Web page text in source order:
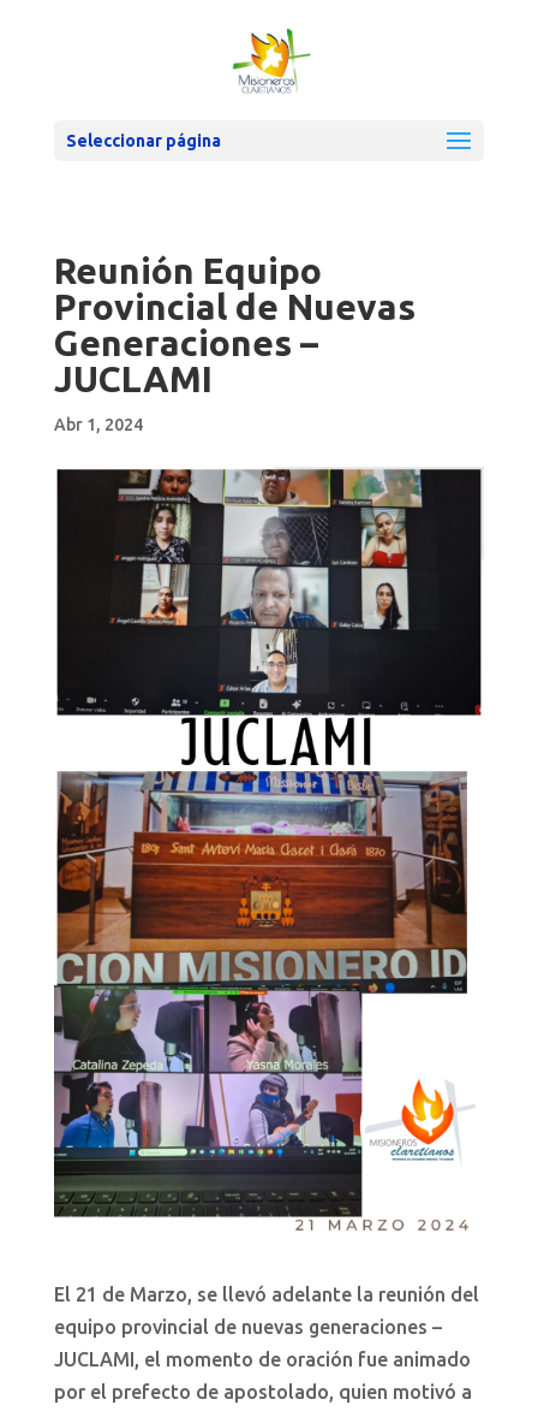
Seleccionar página
Reunión Equipo
Provincial de Nuevas
Generaciones –
JUCLAMI
Abr 1, 2024
El 21 de Marzo, se llevó adelante la reunión del
equipo provincial de nuevas generaciones –
JUCLAMI, el momento de oración fue animado
por el prefecto de apostolado, quien motivó a